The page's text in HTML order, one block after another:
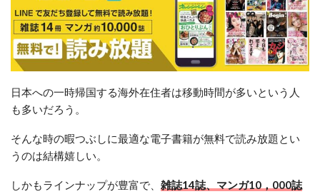
日本への一時帰国する海外在住者は移動時間が多いという人
も多いだろう。
そんな時の暇つぶしに最適な電子書籍が無料で読み放題とい
うのは結構嬉しい。
しかもラインナップが豊富で、 雑誌14誌、マンガ10，000誌